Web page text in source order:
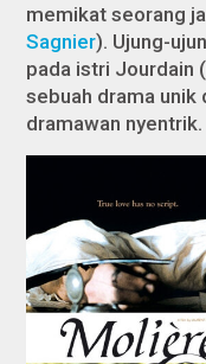
memikat seorang
Sagnier). Ujung-
pada istri Jourdain
sebuah drama unik
dramawan nyentrik.